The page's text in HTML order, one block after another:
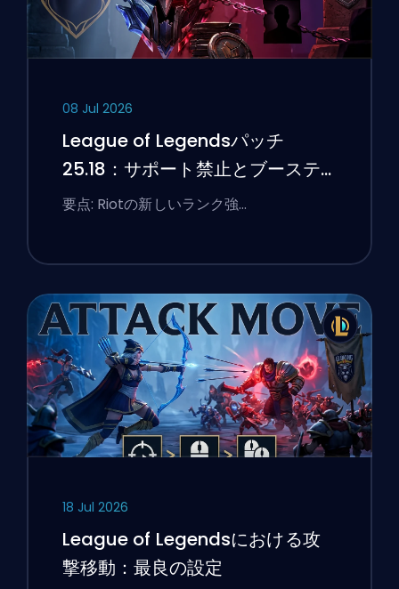
08 Jul 2026
League of Legendsパッチ
25.18：サポート禁止とブーステ
ィングのフラグ
要点: Riotの新しいランク強…
18 Jul 2026
League of Legendsにおける攻
撃移動：最良の設定